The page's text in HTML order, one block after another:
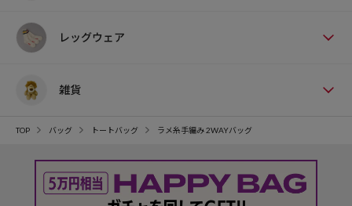
レッグウェア
雑貨
TOP バッグ トートバッグ ラメ糸手編み 2WAYバッグ